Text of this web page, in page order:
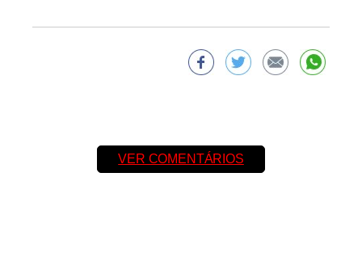
VER COMENTÁRIOS